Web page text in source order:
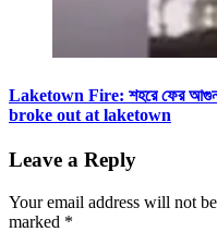
Laketown Fire: শহরে ফের
broke out at laketown
Leave a Reply
Your email address will not
marked *